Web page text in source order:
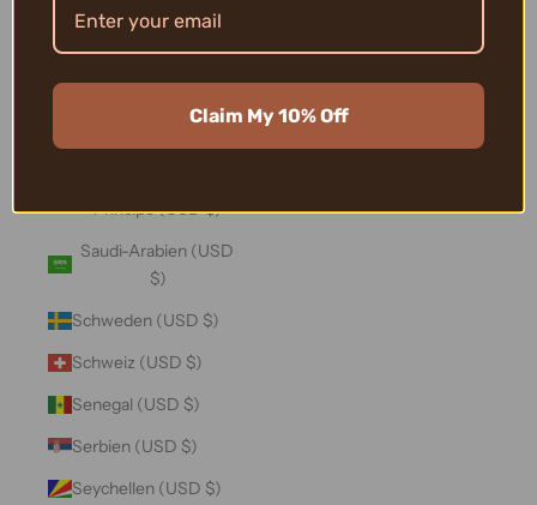
Salomonen (USD $)
Sambia (USD $)
Príncipe (USD $)
Saudi-Arabien (USD
$)
Schweden (USD $)
Schweiz (USD $)
Senegal (USD $)
Serbien (USD $)
Seychellen (USD $)
Claim My 10% Off